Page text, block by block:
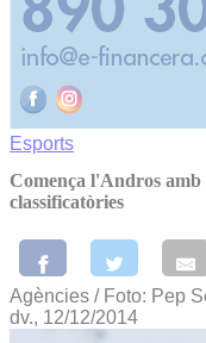
Esports
Comença l'Andros amb
classificatòries
Agències / Foto: Pep
dv., 12/12/2014